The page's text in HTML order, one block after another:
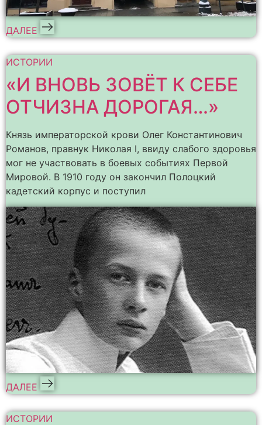
ДАЛЕЕ
ИСТОРИИ
«И ВНОВЬ ЗОВЁТ К СЕБЕ
ОТЧИЗНА ДОРОГАЯ…»
Князь императорской крови Олег Константинович
Романов, правнук Николая I, ввиду слабого здоровья
мог не участвовать в боевых событиях Первой
Мировой. В 1910 году он закончил Полоцкий
кадетский корпус и поступил
ДАЛЕЕ
ИСТОРИИ